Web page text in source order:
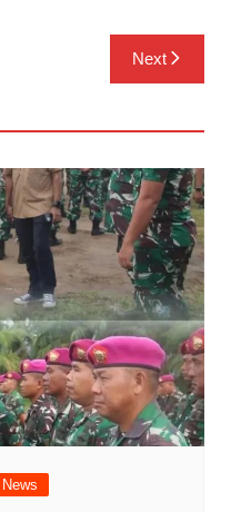
Next
News